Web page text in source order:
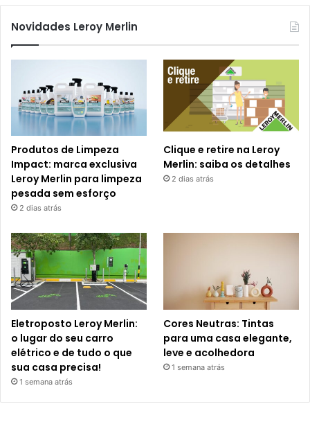
Novidades Leroy Merlin
Produtos de Limpeza
Impact: marca exclusiva
Leroy Merlin para limpeza
pesada sem esforço
2 dias atrás
Clique e retire na Leroy
Merlin: saiba os detalhes
2 dias atrás
Eletroposto Leroy Merlin:
o lugar do seu carro
elétrico e de tudo o que
sua casa precisa!
1 semana atrás
Cores Neutras: Tintas
para uma casa elegante,
leve e acolhedora
1 semana atrás